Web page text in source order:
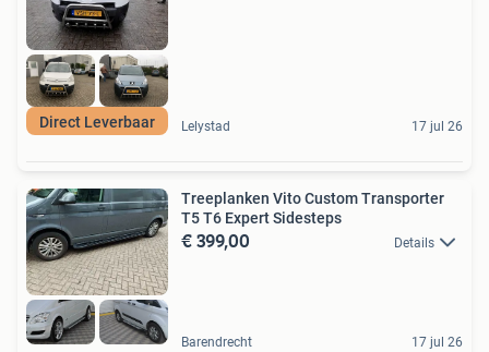
Direct Leverbaar Lelystad 17 jul 26
Treeplanken Vito Custom Transporter
T5 T6 Expert Sidesteps
€ 399,00 Details
Barendrecht 17 jul 26